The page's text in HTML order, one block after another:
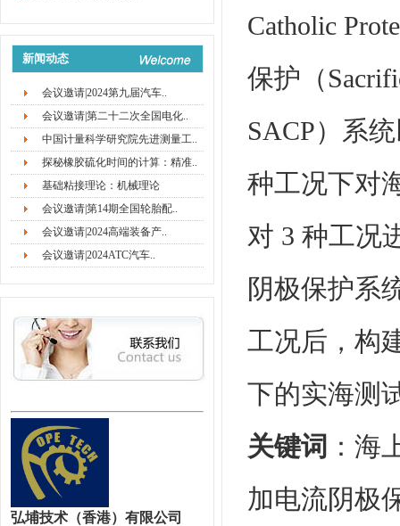
新闻动态
会议邀请|2024第九届汽车..
会议邀请|第二十二次全国电化..
中国计量科学研究院先进测量工..
探秘橡胶硫化时间的计算：精准..
基础粘接理论：机械理论
会议邀请|第14期全国轮胎配..
会议邀请|2024高端装备产..
会议邀请|2024ATC汽车..
弘埔技术（香港）有限公司
Catholic
保护（
SACP）系
种工况下对
对 3 种工况
阴极保护系
工况后，构
下的实海测
关键词 ：海
加电流阴极